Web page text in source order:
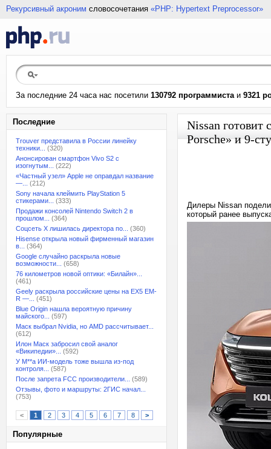
Рекурсивный акроним словосочетания «PHP: Hypertext Preprocessor»
За последние 24 часа нас посетили 130792 программистаи 9321
Последние
Trouver представила в России линейку
техники...
(320)
Анонсирован смартфон Vivo S2 с
изогнутым...
(222)
«Частный узел» Apple не оправдал название
—...
(212)
Sony начала клеймить PlayStation 5
стикерами...
(333)
Продажи консолей Nintendo Switch 2 в
прошлом...
(364)
Соцсеть X лишилась директора по...
(360)
Hisense открыла новый фирменный магазин
в...
(364)
Google случайно раскрыла новые
возможности...
(658)
76 километров новой оптики: «Билайн»...
(461)
Geely раскрыла российские цены на EX5 EM-
R —...
(451)
Blue Origin нашла вероятную причину
майского...
(597)
Маск выбрал Nvidia, но AMD рассчитывает...
(612)
Илон Маск забросил свой аналог
«Википедии»...
(592)
У M**a ИИ-модель тоже вышла из-под
контроля...
(587)
После запрета FCC производители...
(589)
Отзывы, фото и маршруты: 2ГИС начал...
(753)
< 1 2 3 4 5 6 7 8 >
Популярные
Nissan
Porsche» и 9-
Дилеры Nissan
который ранее